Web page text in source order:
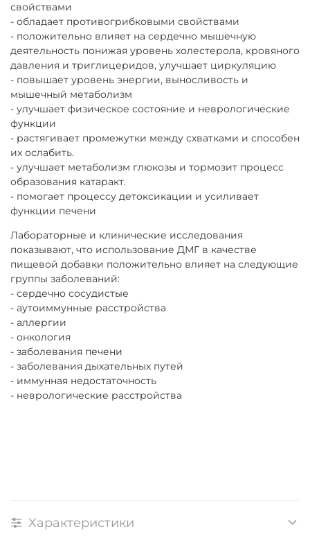
свойствами
- обладает противогрибковыми свойствами
- положительно влияет на сердечно мышечную
деятельность понижая уровень холестерола, кровяного
давления и триглицеридов, улучшает циркуляцию
- повышает уровень энергии, выносливость и
мышечный метаболизм
- улучшает физическое состояние и неврологические
функции
- растягивает промежутки между схватками и способен
их ослабить.
- улучшает метаболизм глюкозы и тормозит процесс
образования катаракт.
- помогает процессу детоксикации и усиливает
функции печени
Лабораторные и клинические исследования
показывают, что использование ДМГ в качестве
пищевой добавки положительно влияет на следующие
группы заболеваний:
- сердечно сосудистые
- аутоиммунные расстройства
- аллергии
- онкология
- заболевания печени
- заболевания дыхательных путей
- иммунная недостаточность
- неврологические расстройства
Характеристики